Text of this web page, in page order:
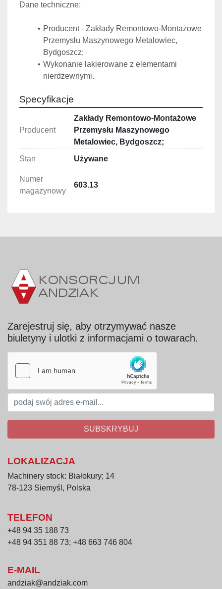
Dane techniczne:
Producent - Zakłady Remontowo-Montażowe
Przemysłu Maszynowego Metalowiec,
Bydgoszcz;
Wykonanie lakierowane z elementami
nierdzewnymi.
Specyfikacje
Producent
Zakłady Remontowo-Montażowe
Przemysłu Maszynowego
Metalowiec, Bydgoszcz;
Stan
Używane
Numer
magazynowy
603.13
Zarejestruj się, aby otrzymywać nasze
biuletyny i ulotki z informacjami o towarach.
SUBSKRYBUJ
LOKALIZACJA
Machinery stock: Białokury; 14
78-123 Siemyśl, Polska
TELEFON
+48 94 35 188 73
+48 94 351 88 73; +48 663 746 804
E-MAIL
andziak@andziak.com